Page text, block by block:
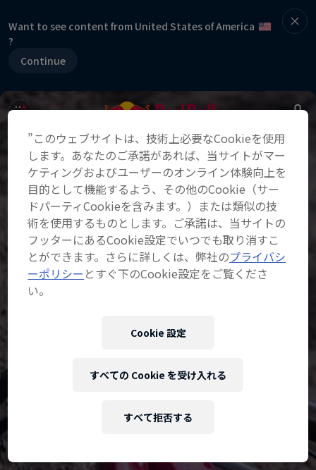
Want to see content from United States of America
?
Continue
”このウェブサイトは、技術上必要なCookieを使用
します。あなたのご承諾があれば、当サイトがマー
ケティングおよびユーザーのオンライン体験向上を
目的として機能するよう、その他のCookie（サー
ドパーティCookieを含みます。）または類似の技
術を使用するものとします。ご承諾は、当サイトの
フッターにあるCookie設定でいつでも取り消すこ
とができます。さらに詳しくは、弊社のプライバシ
ーポリシー とすぐ下のCookie設定をご覧くださ
い。
Cookie 設定
すべて拒否する
すべての Cookie を受け入れる